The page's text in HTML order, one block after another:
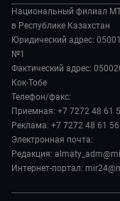
Происшествия
Наука и технологии
Здоровье и медицина
Спорт
Авто
Культура
Вместе выгодно
Евразия. Культурно
Евразия. Регионы
Наши иностранцы
Пять причин поехать
Сделано в
История
Руководство
Лица мира
Пресса о нас
Карьера
Реклама
Обратная связь
Национальный филиал
в Республике Казахстан
Юридический адрес:
№1
Фактический адрес:
Кок-Тобе
Телефон/факс:
Приемная: +7 7272 48 61
Реклама: +7 7272 48 61 56
Электронная почта:
Редакция:
Интернет-портал: